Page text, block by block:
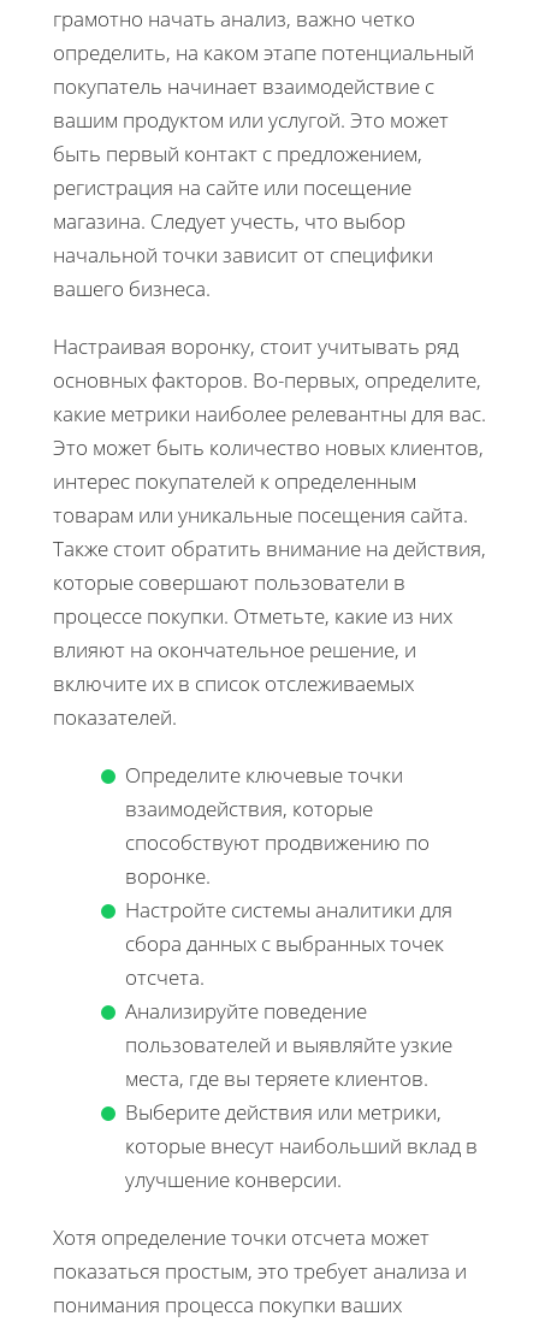
грамотно начать анализ, важно четко
определить, на каком этапе потенциальный
покупатель начинает взаимодействие с
вашим продуктом или услугой. Это может
быть первый контакт с предложением,
регистрация на сайте или посещение
магазина. Следует учесть, что выбор
начальной точки зависит от специфики
вашего бизнеса.
Настраивая воронку, стоит учитывать ряд
основных факторов. Во-первых, определите,
какие метрики наиболее релевантны для вас.
Это может быть количество новых клиентов,
интерес покупателей к определенным
товарам или уникальные посещения сайта.
Также стоит обратить внимание на действия,
которые совершают пользователи в
процессе покупки. Отметьте, какие из них
влияют на окончательное решение, и
включите их в список отслеживаемых
показателей.
Определите ключевые точки
взаимодействия, которые
способствуют продвижению по
воронке.
Настройте системы аналитики для
сбора данных с выбранных точек
отсчета.
Анализируйте поведение
пользователей и выявляйте узкие
места, где вы теряете клиентов.
Выберите действия или метрики,
которые внесут наибольший вклад в
улучшение конверсии.
Хотя определение точки отсчета может
показаться простым, это требует анализа и
понимания процесса покупки ваших